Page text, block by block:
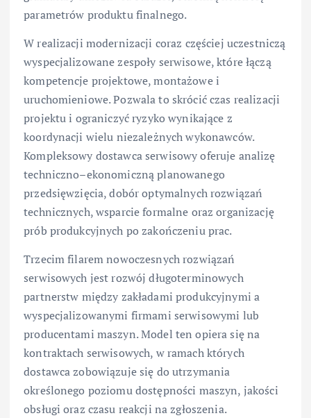
parametrów produktu finalnego.
W realizacji modernizacji coraz częściej uczestniczą
wyspecjalizowane zespoły serwisowe, które łączą
kompetencje projektowe, montażowe i
uruchomieniowe. Pozwala to skrócić czas realizacji
projektu i ograniczyć ryzyko wynikające z
koordynacji wielu niezależnych wykonawców.
Kompleksowy dostawca serwisowy oferuje analizę
techniczno–ekonomiczną planowanego
przedsięwzięcia, dobór optymalnych rozwiązań
technicznych, wsparcie formalne oraz organizację
prób produkcyjnych po zakończeniu prac.
Trzecim filarem nowoczesnych rozwiązań
serwisowych jest rozwój długoterminowych
partnerstw między zakładami produkcyjnymi a
wyspecjalizowanymi firmami serwisowymi lub
producentami maszyn. Model ten opiera się na
kontraktach serwisowych, w ramach których
dostawca zobowiązuje się do utrzymania
określonego poziomu dostępności maszyn, jakości
obsługi oraz czasu reakcji na zgłoszenia.